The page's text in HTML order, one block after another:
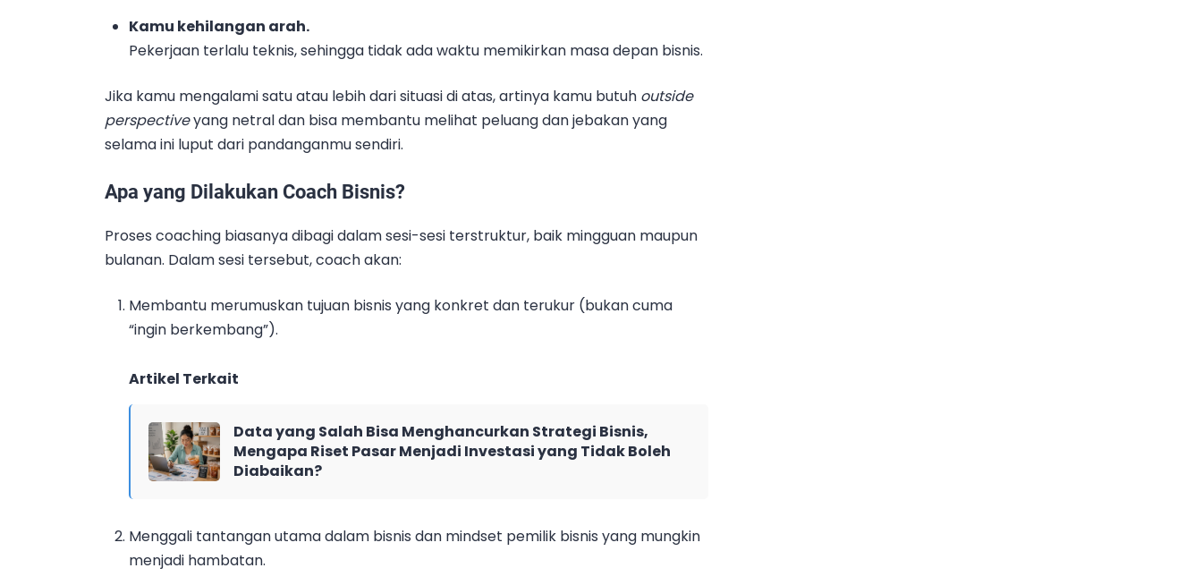
Kamu kehilangan arah.
Pekerjaan terlalu teknis, sehingga tidak ada waktu memikirkan masa depan bisnis.
Jika kamu mengalami satu atau lebih dari situasi di atas, artinya kamu butuh outside
perspectiveyang netral dan bisa membantu melihat peluang dan jebakan yang
selama ini luput dari pandanganmu sendiri.
Apa yang Dilakukan Coach Bisnis?
Proses coaching biasanya dibagi dalam sesi-sesi terstruktur, baik mingguan maupun
bulanan. Dalam sesi tersebut, coach akan:
Membantu merumuskan tujuan bisnis yang konkret dan terukur (bukan cuma
“ingin berkembang”).
Artikel Terkait
Data yang Salah Bisa Menghancurkan Strategi Bisnis,
Mengapa Riset Pasar Menjadi Investasi yang Tidak Boleh
Diabaikan?
Menggali tantangan utama dalam bisnis dan mindset pemilik bisnis yang mungkin
menjadi hambatan.